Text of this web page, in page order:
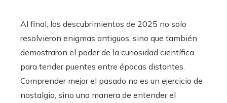
Al final, los descubrimientos de 2025 no solo
resolvieron enigmas antiguos, sino que también
demostraron el poder de la curiosidad científica
para tender puentes entre épocas distantes.
Comprender mejor el pasado no es un ejercicio de
nostalgia, sino una manera de entender el